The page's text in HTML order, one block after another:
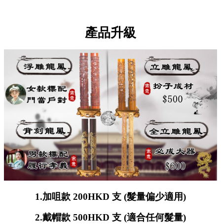
產品升級
1.加咀款 200HKD 支 (髮量偏少適用)
2.戴帽款 500HKD 支 (適合任何髮量)